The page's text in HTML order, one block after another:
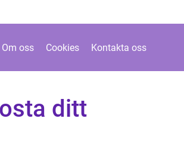
Om oss Cookies Kontakta oss
ditt